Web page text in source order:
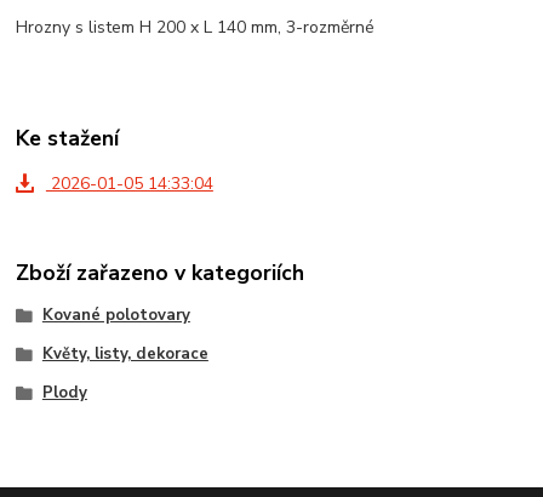
Hrozny s listem H 200 x L 140 mm, 3-rozměrné
Ke stažení
2026-01-05 14:33:04
Zboží zařazeno v kategoriích
Kované polotovary
Květy, listy, dekorace
Plody